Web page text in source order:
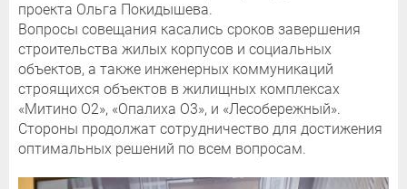
проекта Ольга Покидышева.
Вопросы совещания касались сроков завершения
строительства жилых корпусов и социальных
объектов, а также инженерных коммуникаций
строящихся объектов в жилищных комплексах
«Митино О2», «Опалиха О3», и «Лесобережный».
Стороны продолжат сотрудничество для достижения
оптимальных решений по всем вопросам.